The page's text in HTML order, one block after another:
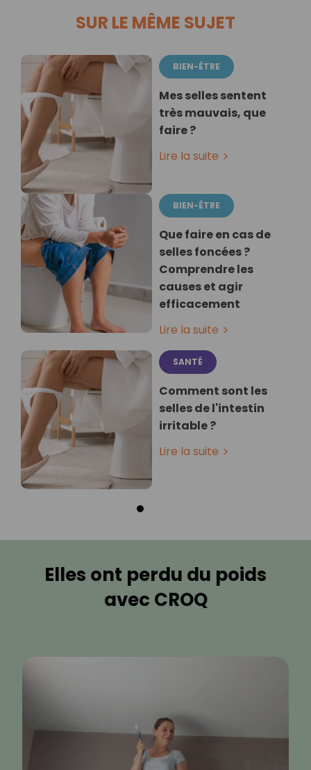
SUR LE MÊME SUJET
BIEN-ÊTRE
Mes selles sentent
très mauvais, que
faire ?
Lire la suite
BIEN-ÊTRE
Que faire en cas de
selles foncées ?
Comprendre les
causes et agir
efficacement
Lire la suite
SANTÉ
Comment sont les
selles de l'intestin
irritable ?
Lire la suite
Elles ont perdu du poids
avec CROQ